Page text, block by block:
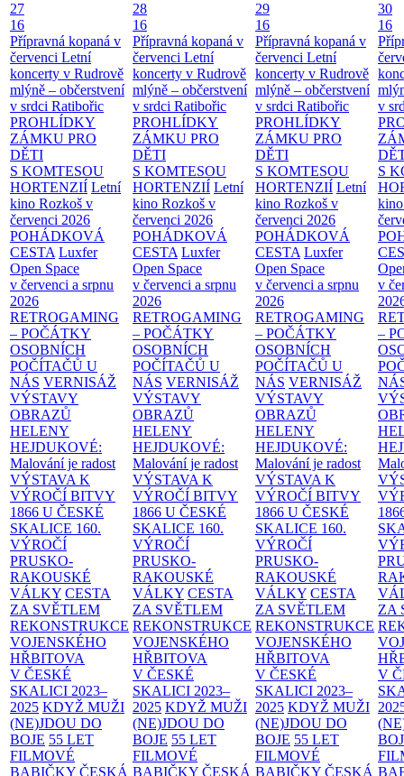
27
16
Přípravná kopaná v
červenci Letní
koncerty v Rudrově
mlýně – občerstvení
v srdci Ratibořic
PROHLÍDKY
ZÁMKU PRO
DĚTI
S KOMTESOU
HORTENZIÍ Letní
kino Rozkoš v
červenci 2026
POHÁDKOVÁ
CESTA Luxfer
Open Space
v červenci a srpnu
2026
RETROGAMING
– POČÁTKY
OSOBNÍCH
POČÍTAČŮ U
NÁS VERNISÁŽ
VÝSTAVY
OBRAZŮ
HELENY
HEJDUKOVÉ:
Malování je radost
VÝSTAVA K
VÝROČÍ BITVY
1866 U ČESKÉ
SKALICE 160.
VÝROČÍ
PRUSKO-
RAKOUSKÉ
VÁLKY CESTA
ZA SVĚTLEM
REKONSTRUKCE
VOJENSKÉHO
HŘBITOVA
V ČESKÉ
SKALICI 2023–
2025 KDYŽ MUŽI
(NE)JDOU DO
BOJE 55 LET
FILMOVÉ
BABIČKY ČESKÁ
28
16
Přípravná kopaná v
červenci Letní
koncerty v Rudrově
mlýně – občerstvení
v srdci Ratibořic
PROHLÍDKY
ZÁMKU PRO
DĚTI
S KOMTESOU
HORTENZIÍ Letní
kino Rozkoš v
červenci 2026
POHÁDKOVÁ
CESTA Luxfer
Open Space
v červenci a srpnu
2026
RETROGAMING
– POČÁTKY
OSOBNÍCH
POČÍTAČŮ U
NÁS VERNISÁŽ
VÝSTAVY
OBRAZŮ
HELENY
HEJDUKOVÉ:
Malování je radost
VÝSTAVA K
VÝROČÍ BITVY
1866 U ČESKÉ
SKALICE 160.
VÝROČÍ
PRUSKO-
RAKOUSKÉ
VÁLKY CESTA
ZA SVĚTLEM
REKONSTRUKCE
VOJENSKÉHO
HŘBITOVA
V ČESKÉ
SKALICI 2023–
2025 KDYŽ MUŽI
(NE)JDOU DO
BOJE 55 LET
FILMOVÉ
BABIČKY ČESKÁ
29
16
Přípravná kopaná v
červenci Letní
koncerty v Rudrově
mlýně – občerstvení
v srdci Ratibořic
PROHLÍDKY
ZÁMKU PRO
DĚTI
S KOMTESOU
HORTENZIÍ Letní
kino Rozkoš v
červenci 2026
POHÁDKOVÁ
CESTA Luxfer
Open Space
v červenci a srpnu
2026
RETROGAMING
– POČÁTKY
OSOBNÍCH
POČÍTAČŮ U
NÁS VERNISÁŽ
VÝSTAVY
OBRAZŮ
HELENY
HEJDUKOVÉ:
Malování je radost
VÝSTAVA K
VÝROČÍ BITVY
1866 U ČESKÉ
SKALICE 160.
VÝROČÍ
PRUSKO-
RAKOUSKÉ
VÁLKY CESTA
ZA SVĚTLEM
REKONSTRUKCE
VOJENSKÉHO
HŘBITOVA
V ČESKÉ
SKALICI 2023–
2025 KDYŽ MUŽI
(NE)JDOU DO
BOJE 55 LET
FILMOVÉ
BABIČKY ČESKÁ
30
16
v
S
v
–
ZA
V